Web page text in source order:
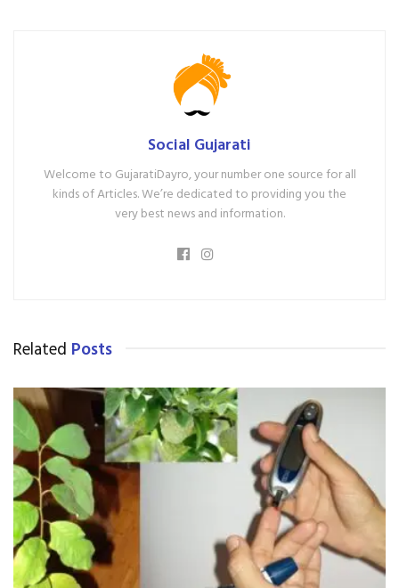
Social Gujarati
Welcome to GujaratiDayro, your number one source for all
kinds of Articles. We’re dedicated to providing you the
very best news and information.
Related Posts